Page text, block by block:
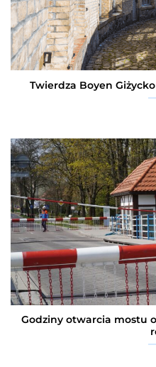
Twierdza Boyen
Godziny otwarcia mostu